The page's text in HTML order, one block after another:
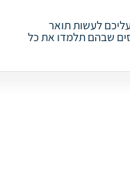
לעשות תואר
שבהם תלמדו את כל